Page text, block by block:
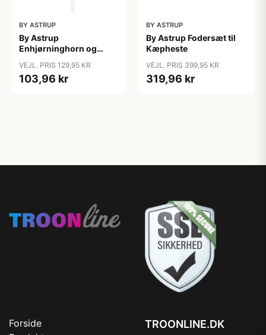
BY ASTRUP
By Astrup
Enhjørninghorn og
VEJL. PRIS 129,95 KR
103,96 kr
BY ASTRUP
By Astrup Fodersæt til
Kæpheste
VEJL. PRIS 399,95 KR
319,96 kr
Forside
TROONLINE.DK